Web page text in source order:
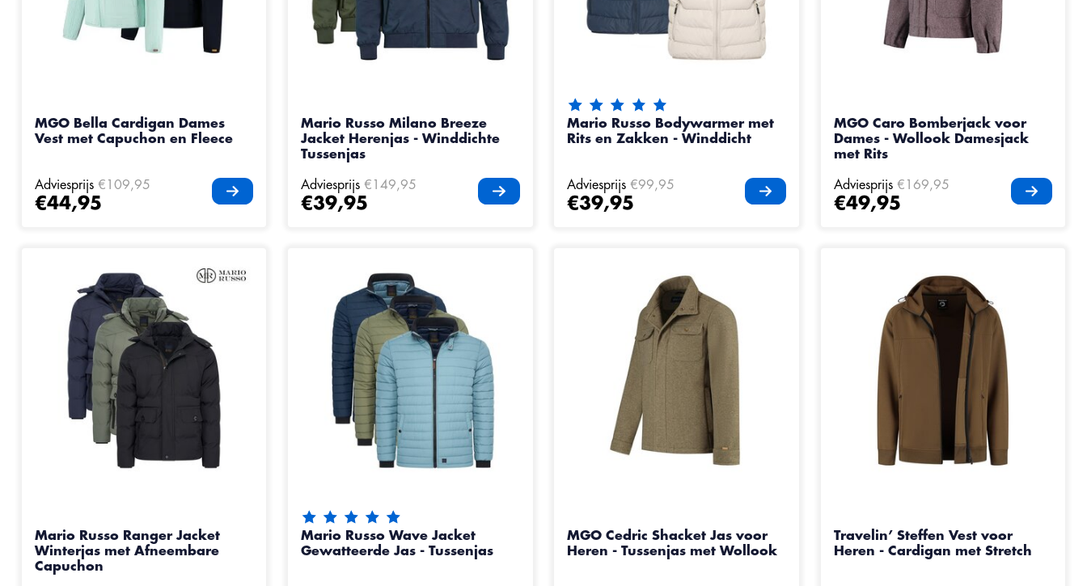
MGO Bella Cardigan Dames
Vest met Capuchon en Fleece
Adviesprijs €109,95
€44,95
Mario Russo Milano Breeze
Jacket Herenjas - Winddichte
Tussenjas
Adviesprijs €149,95
€39,95
De beoordeling van dit product is
Mario Russo Bodywarmer met
Rits en Zakken - Winddicht
Adviesprijs €99,95
€39,95
MGO Caro Bomberjack voor
Dames - Wollook Damesjack
met Rits
Adviesprijs €169,95
€49,95
Mario Russo Ranger Jacket
Winterjas met Afneembare
Capuchon
De beoordeling van dit product is
Mario Russo Wave Jacket
Gewatteerde Jas - Tussenjas
MGO Cedric Shacket Jas voor
Heren - Tussenjas met Wollook
Travelin’ Steffen Vest voor
Heren - Cardigan met Stretch